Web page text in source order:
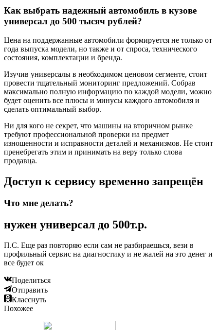
Как выбрать надежный автомобиль в кузове
универсал до 500 тысяч рублей?
Цена на поддержанные автомобили формируется не только от
года выпуска модели, но также и от спроса, технического
состояния, комплектации и бренда.
Изучив универсалы в необходимом ценовом сегменте, стоит
провести тщательный мониторинг предложений. Собрав
максимально полную информацию по каждой модели, можно
будет оценить все плюсы и минусы каждого автомобиля и
сделать оптимальный выбор.
Ни для кого не секрет, что машины на вторичном рынке
требуют профессиональной проверки на предмет
изношенности и исправности деталей и механизмов. Не стоит
пренебрегать этим и принимать на веру только слова
продавца.
Доступ к сервису временно запрещён
Что мне делать?
нужен универсал до 500т.р.
П.С. Еще раз повторяю если сам не разбираешься, вези в
профильный сервис на диагностику и не жалей на это денег и
все будет ок
Поделиться
Отправить
Класснуть
Похожее